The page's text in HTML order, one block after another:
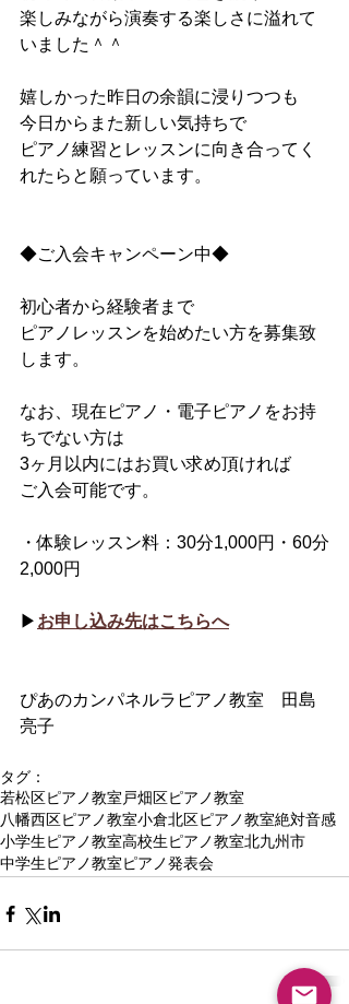
楽しみながら演奏する楽しさに溢れて
いました＾＾
嬉しかった昨日の余韻に浸りつつも
今日からまた新しい気持ちで
ピアノ練習とレッスンに向き合ってく
れたらと願っています。
◆ご入会キャンペーン中◆
初心者から経験者まで
ピアノレッスンを始めたい方を募集致
します。
なお、現在ピアノ・電子ピアノをお持
ちでない方は
3ヶ月以内にはお買い求め頂ければ
ご入会可能です。
・体験レッスン料：30分1,000円・60分
2,000円
▶︎ お申し込み先はこちらへ
ぴあのカンパネルラピアノ教室　田島
亮子
タグ：
若松区ピアノ教室 戸畑区ピアノ教室
八幡西区ピアノ教室小倉北区ピアノ教室絶対音感
小学生ピアノ教室高校生ピアノ教室北九州市
中学生ピアノ教室ピアノ発表会